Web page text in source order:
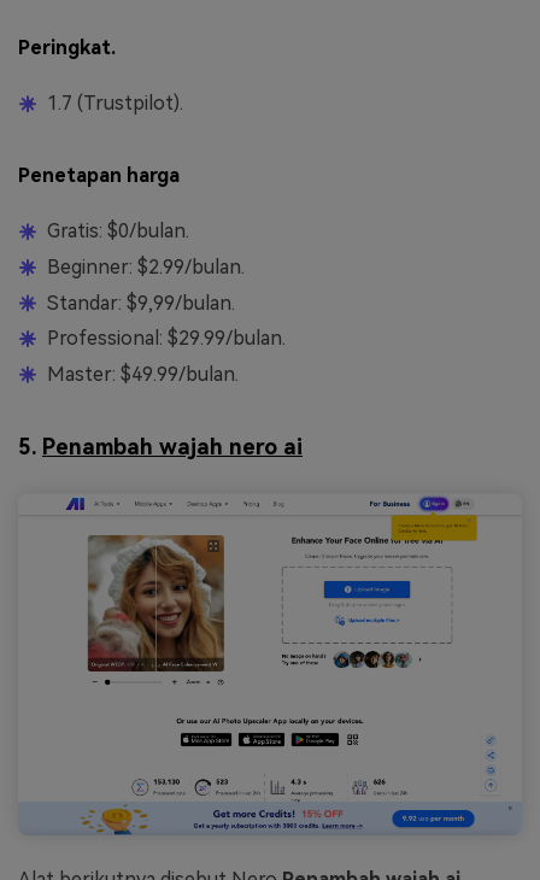
Peringkat.
1.7 (Trustpilot).
Penetapan harga
Gratis: $0/bulan.
Beginner: $2.99/bulan.
Standar: $9,99/bulan.
Professional: $29.99/bulan.
Master: $49.99/bulan.
5. Penambah wajah nero ai